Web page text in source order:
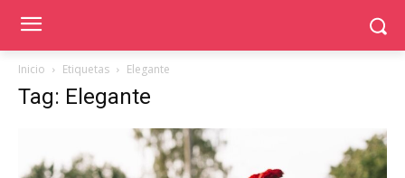
Inicio Etiquetas Elegante
Tag: Elegante